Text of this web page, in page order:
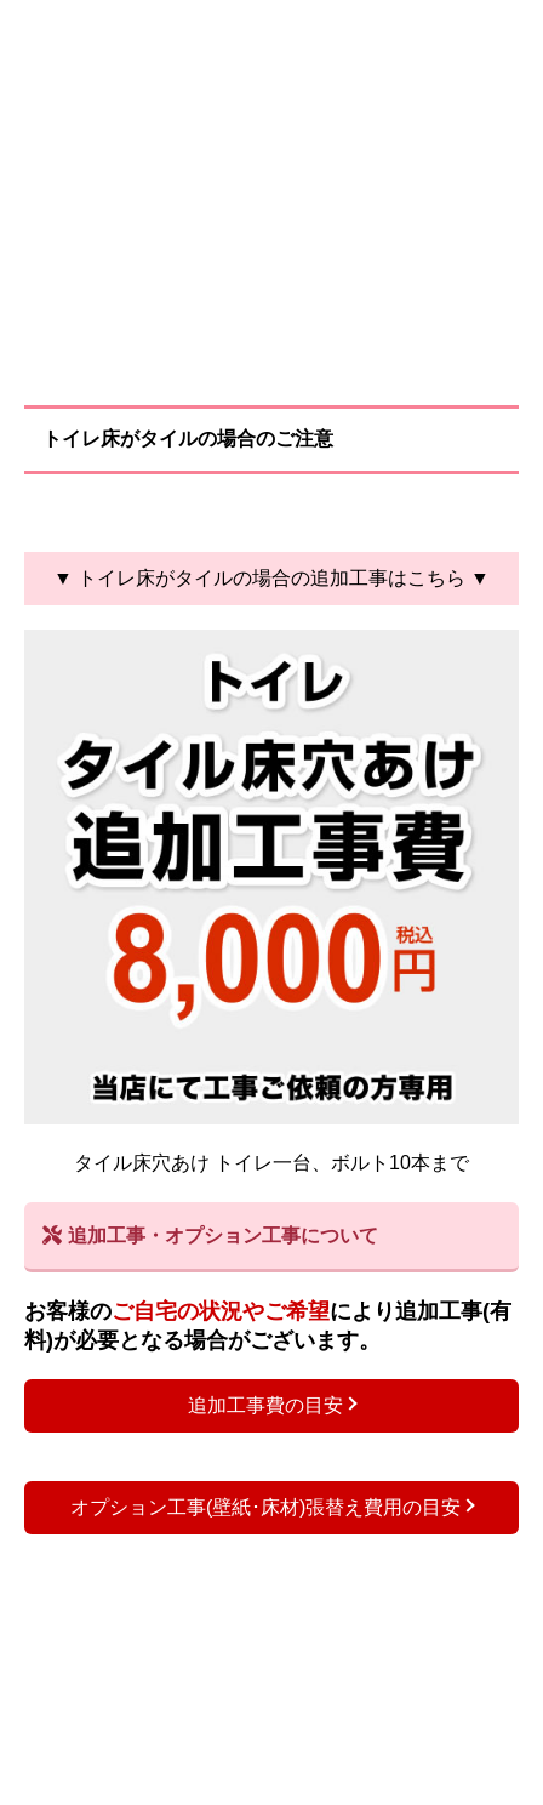
トイレ床がタイルの場合のご注意
▼ トイレ床がタイルの場合の追加工事はこちら ▼
タイル床穴あけ トイレ一台、ボルト10本まで
追加工事・オプション工事について
お客様のご自宅の状況やご希望により追加工事(有
料)が必要となる場合がございます。
追加工事費の目安
オプション工事(壁紙･床材)張替え費用の目安